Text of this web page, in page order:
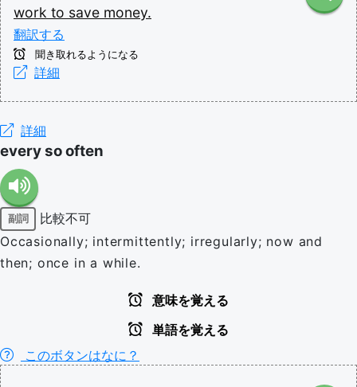
work to save money.
翻訳する
聞き取れるようになる
詳細
詳細
every so often
副詞
比較不可
Occasionally; intermittently; irregularly; now and
then; once in a while.
意味を覚える
単語を覚える
このボタンはなに？